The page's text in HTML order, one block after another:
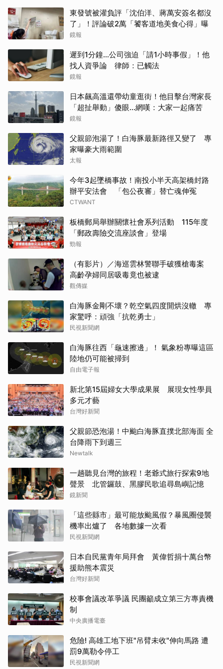
東發號被灌負評「沈伯洋、蔣萬安簽名都沒
了」！評論破2萬「饕客道地美食心得」曝
鏡報
遲到1分鐘…公司強迫「請1小時事假」！他
找人資爭論 律師：已觸法
鏡報
日本飆高溫還帶幼童逛街！他目擊台灣家長
「超扯舉動」傻眼...網嘆：大家一起痛苦
鏡報
父親節泡湯了！白海豚最新路徑又變了 專
家曝豪大雨範圍
太報
今年3起墜橋事故！南投小半天高架橋封路
辦平安法會 「包公夜審」替亡魂伸冤
CTWANT
板橋郵局舉辦關懷社會系列活動 115年度
「郵政壽險交流座談會」登場
勁報
（有影片）／海巡雲林警聯手破獲槍毒案
高齡孕婦同居吸毒竟也被逮
觀傳媒
白海豚金剛不壞？乾空氣四度開烘沒轍 專
家驚呼：頑強「抗乾勇士」
民視新聞網
白海豚往西「龜速擦邊」！ 氣象粉專曝這區
陸地仍可能被掃到
自由電子報
新北第15屆婦女大學成果展 展現女性學員
多元才藝
台灣好新聞
父親節恐泡湯！中颱白海豚直撲北部海面 全
台降雨下到週三
Newtalk
一趟聽見台灣的旅程！老爺式旅行探索9地
聲景 北管鑼鼓、黑膠民歌追尋島嶼記憶
鏡新聞
「這些縣市」最可能放颱風假？暴風圈侵襲
機率出爐了 各地數據一次看
民視新聞網
日本自民黨青年局拜會 黃偉哲捐十萬台幣
援助熊本震災
台灣好新聞
校事會議改革爭議 民團籲成立第三方專責機
制
中央廣播電臺
危險! 高雄工地下班"吊臂未收"伸向馬路 遭
罰9萬勒令停工
民視新聞網